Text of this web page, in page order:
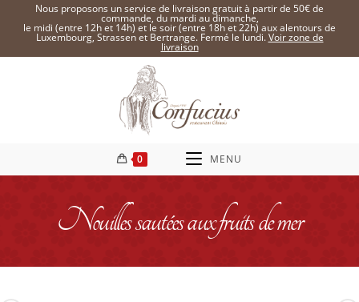
Nous proposons un service de livraison gratuit à partir de 50€ de
commande, du mardi au dimanche,
le midi (entre 12h et 14h) et le soir (entre 18h et 22h) aux alentours de
Luxembourg, Strassen et Bertrange. Fermé le lundi.Voir zone de
livraison
0 MENU
Nouilles sautées aux fruits de mer